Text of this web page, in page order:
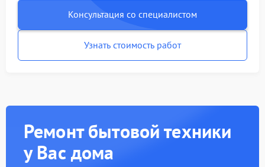
Консультация со специалистом
Узнать стоимость работ
Ремонт бытовой техники
у Вас дома